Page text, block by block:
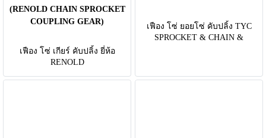
(RENOLD CHAIN SPROCKET
COUPLING GEAR)
เฟือง โซ่ เกียร์ คับปลิ้ง ยี่ห้อ
RENOLD
เฟือง โซ่ ยอยโซ่ คับปลิ้ง TYC
SPROCKET & CHAIN &